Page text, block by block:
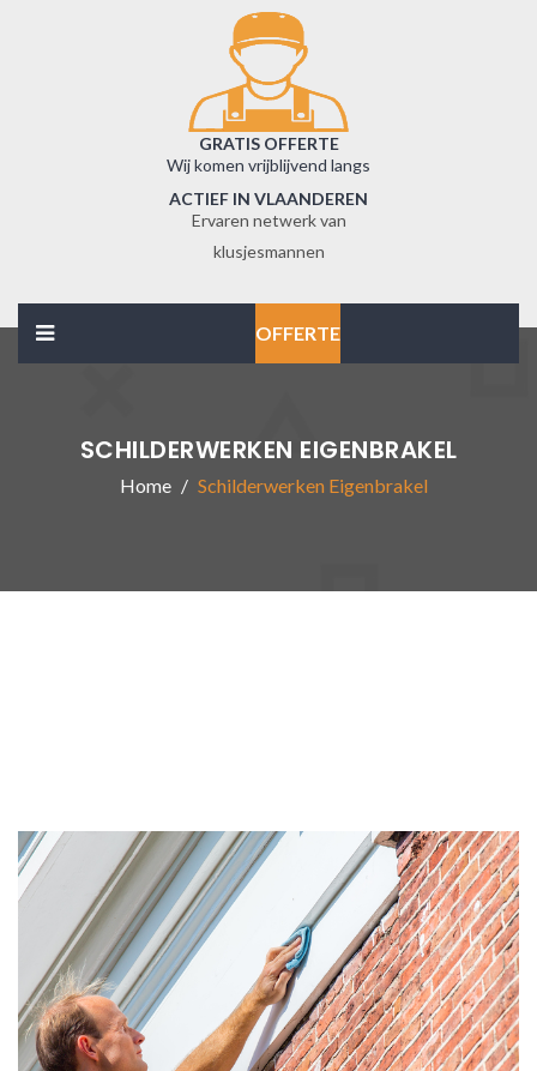
GRATIS OFFERTE
Wij komen vrijblijvend langs
ACTIEF IN VLAANDEREN
Ervaren netwerk van
klusjesmannen
OFFERTE
SCHILDERWERKEN EIGENBRAKEL
Home Schilderwerken Eigenbrakel